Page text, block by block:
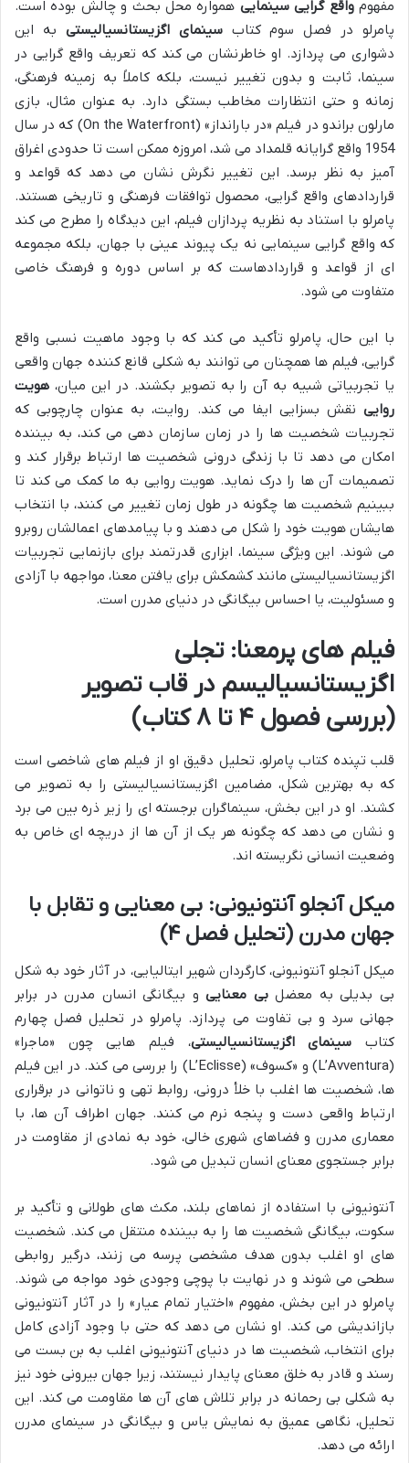
مفهومواقع گرایی سینمایی همواره محل بحث و چالش بوده است.
پامرلو در فصل سوم کتابسینمای اگزیستانسیالیستی به این
دشواری می پردازد. او خاطرنشان می کند که تعریف واقع گرایی در
سینما، ثابت و بدون تغییر نیست، بلکه کاملاً به زمینه فرهنگی،
زمانه و حتی انتظارات مخاطب بستگی دارد. به عنوان مثال، بازی
مارلون براندو در فیلم «در بارانداز» (On the Waterfront) که در سال
1954 واقع گرایانه قلمداد می شد، امروزه ممکن است تا حدودی اغراق
آمیز به نظر برسد. این تغییر نگرش نشان می دهد که قواعد و
قراردادهای واقع گرایی، محصول توافقات فرهنگی و تاریخی هستند.
پامرلو با استناد به نظریه پردازان فیلم، این دیدگاه را مطرح می کند
که واقع گرایی سینمایی نه یک پیوند عینی با جهان، بلکه مجموعه
ای از قواعد و قراردادهاست که بر اساس دوره و فرهنگ خاصی
متفاوت می شود.
با این حال، پامرلو تأکید می کند که با وجود ماهیت نسبی واقع
گرایی، فیلم ها همچنان می توانند به شکلی قانع کننده جهان واقعی
یا تجربیاتی شبیه به آن را به تصویر بکشند. در این میان، هویت
روایی نقش بسزایی ایفا می کند. روایت، به عنوان چارچوبی که
تجربیات شخصیت ها را در زمان سازمان دهی می کند، به بیننده
امکان می دهد تا با زندگی درونی شخصیت ها ارتباط برقرار کند و
تصمیمات آن ها را درک نماید. هویت روایی به ما کمک می کند تا
ببینیم شخصیت ها چگونه در طول زمان تغییر می کنند، با انتخاب
هایشان هویت خود را شکل می دهند و با پیامدهای اعمالشان روبرو
می شوند. این ویژگی سینما، ابزاری قدرتمند برای بازنمایی تجربیات
اگزیستانسیالیستی مانند کشمکش برای یافتن معنا، مواجهه با آزادی
و مسئولیت، یا احساس بیگانگی در دنیای مدرن است.
فیلم های پرمعنا: تجلی
اگزیستانسیالیسم در قاب تصویر
(بررسی فصول ۴ تا ۸ کتاب)
قلب تپنده کتاب پامرلو، تحلیل دقیق او از فیلم های شاخصی است
که به بهترین شکل، مضامین اگزیستانسیالیستی را به تصویر می
کشند. او در این بخش، سینماگران برجسته ای را زیر ذره بین می برد
و نشان می دهد که چگونه هر یک از آن ها از دریچه ای خاص به
وضعیت انسانی نگریسته اند.
میکل آنجلو آنتونیونی: بی معنایی و تقابل با
جهان مدرن (تحلیل فصل ۴)
میکل آنجلو آنتونیونی، کارگردان شهیر ایتالیایی، در آثار خود به شکل
بی بدیلی به معضلبی معناییو بیگانگی انسان مدرن در برابر
جهانی سرد و بی تفاوت می پردازد. پامرلو در تحلیل فصل چهارم
کتاب سینمای اگزیستانسیالیستی، فیلم هایی چون «ماجرا»
(L’Avventura) و «کسوف» (L’Eclisse) را بررسی می کند. در این فیلم
ها، شخصیت ها اغلب با خلأ درونی، روابط تهی و ناتوانی در برقراری
ارتباط واقعی دست و پنجه نرم می کنند. جهان اطراف آن ها، با
معماری مدرن و فضاهای شهری خالی، خود به نمادی از مقاومت در
برابر جستجوی معنای انسان تبدیل می شود.
آنتونیونی با استفاده از نماهای بلند، مکث های طولانی و تأکید بر
سکوت، بیگانگی شخصیت ها را به بیننده منتقل می کند. شخصیت
های او اغلب بدون هدف مشخصی پرسه می زنند، درگیر روابطی
سطحی می شوند و در نهایت با پوچی وجودی خود مواجه می شوند.
پامرلو در این بخش، مفهوم «اختیار تمام عیار» را در آثار آنتونیونی
بازاندیشی می کند. او نشان می دهد که حتی با وجود آزادی کامل
برای انتخاب، شخصیت ها در دنیای آنتونیونی اغلب به بن بست می
رسند و قادر به خلق معنای پایدار نیستند، زیرا جهان بیرونی خود نیز
به شکلی بی رحمانه در برابر تلاش های آن ها مقاومت می کند. این
تحلیل، نگاهی عمیق به نمایش یاس و بیگانگی در سینمای مدرن
ارائه می دهد.